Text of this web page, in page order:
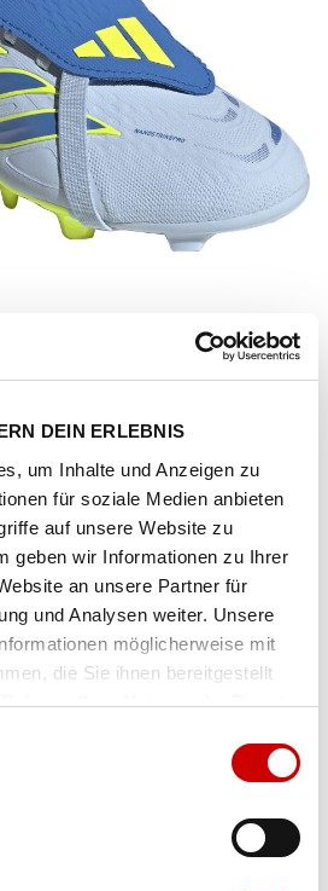
DEIN ERLEBNIS
um Inhalte und Anzeigen zu
für soziale Medien anbieten
auf unsere Website zu
geben wir Informationen zu Ihrer
an unsere Partner für
und Analysen weiter. Unsere
möglicherweise mit
die Sie ihnen bereitgestellt
Ihrer Nutzung der Dienste
tesoye
Menge
die Verfügbarkeitsprüfung